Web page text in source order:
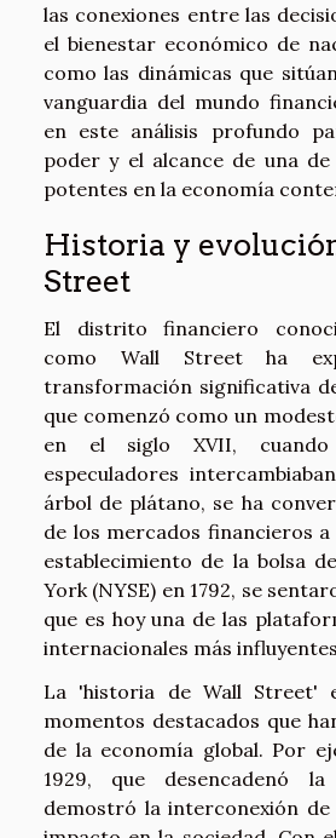
las conexiones entre las
el bienestar económico de
como las dinámicas que
vanguardia del mundo
en este análisis profundo
poder y el alcance de una de
potentes en la economía
Historia y
Street
El distrito financiero
como Wall Street ha
transformación significativa
que comenzó como un
en el siglo XVII, cuando
especuladores
árbol de plátano, se ha
de los mercados financieros a
establecimiento de la bolsa
York (NYSE) en 1792, se
que es hoy una de las
internacionales más
La 'historia de Wall Street'
momentos destacados que
de la economía global. Por
1929, que desencadenó
demostró la interconexión de